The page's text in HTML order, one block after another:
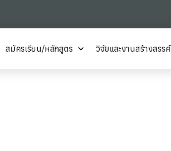
สมัครเรียน/หลักสูตร วิจัยและงานสร้างสรรค์